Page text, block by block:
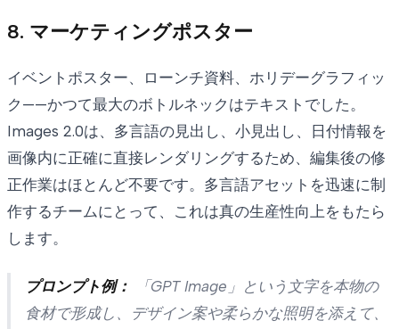
8. マーケティングポスター
イベントポスター、ローンチ資料、ホリデーグラフィッ
ク——かつて最大のボトルネックはテキストでした。
Images 2.0は、多言語の見出し、小見出し、日付情報を
画像内に正確に直接レンダリングするため、編集後の修
正作業はほとんど不要です。多言語アセットを迅速に制
作するチームにとって、これは真の生産性向上をもたら
します。
プロンプト例：
「GPT Image」という文字を本物の
食材で形成し、デザイン案や柔らかな照明を添えて、